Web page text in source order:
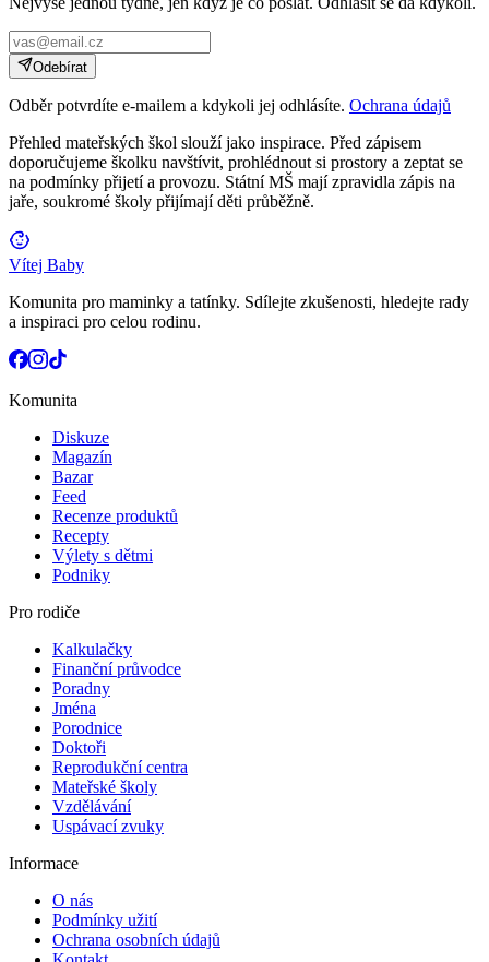
Odebírat
Odběr potvrdíte e-mailem a kdykoli jej odhlásíte. Ochrana údajů
Přehled mateřských škol slouží jako inspirace. Před zápisem
doporučujeme školku navštívit, prohlédnout si prostory a zeptat se
na podmínky přijetí a provozu. Státní MŠ mají zpravidla zápis na
jaře, soukromé školy přijímají děti průběžně.
Vítej Baby
Komunita pro maminky a tatínky. Sdílejte zkušenosti, hledejte rady
a inspiraci pro celou rodinu.
Komunita
Diskuze
Magazín
Bazar
Feed
Recenze produktů
Recepty
Výlety s dětmi
Podniky
Pro rodiče
Kalkulačky
Finanční průvodce
Poradny
Jména
Porodnice
Doktoři
Reprodukční centra
Mateřské školy
Vzdělávání
Uspávací zvuky
Informace
O nás
Podmínky užití
Ochrana osobních údajů